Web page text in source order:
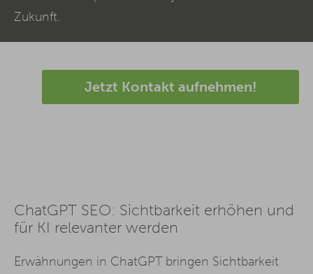
Zukunft.
Jetzt Kontakt aufnehmen!
ChatGPT SEO: Sichtbarkeit erhöhen und
für KI relevanter werden
Erwähnungen in ChatGPT bringen Sichtbarkeit